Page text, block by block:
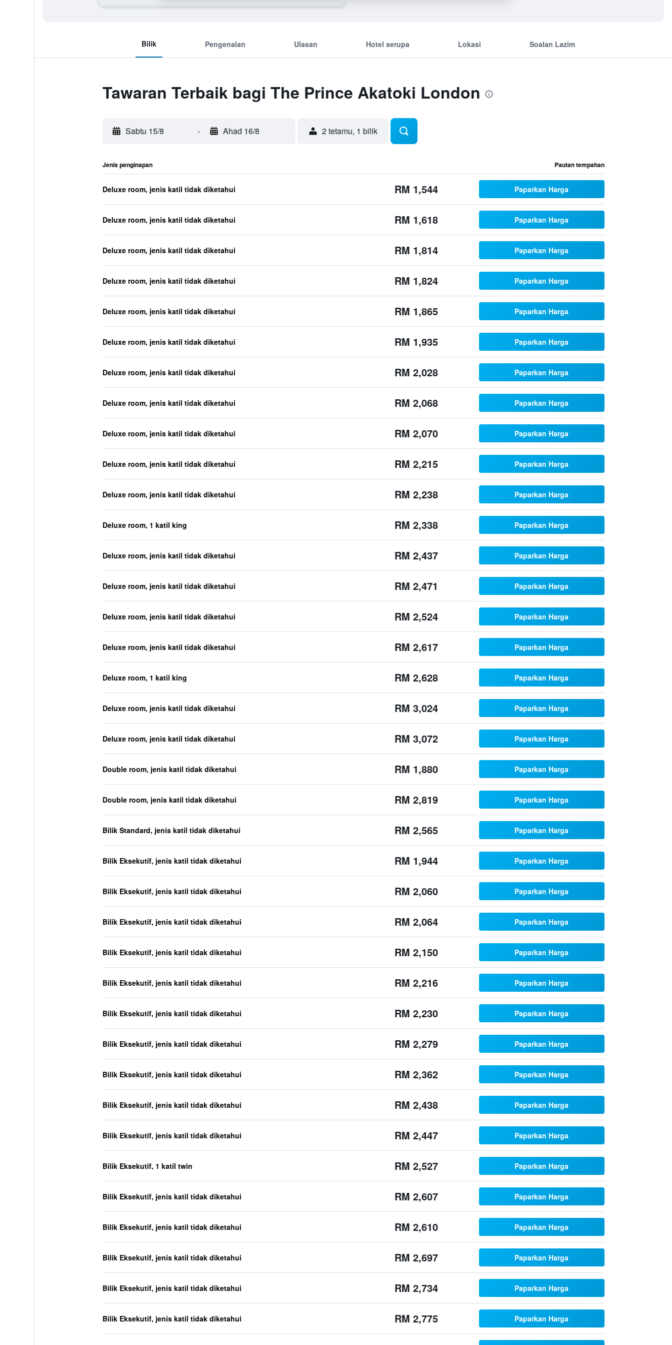
Bilik Pengenalan Ulasan Hotel serupa Lokasi Soalan Lazim
Tawaran Terbaik bagi The Prince Akatoki London
Sabtu 15/8 - Ahad 16/8 2 tetamu, 1 bilik
Jenis penginapan Pautan tempahan
Deluxe room, jenis katil tidak diketahui RM 1,544 Paparkan Harga
Deluxe room, jenis katil tidak diketahui RM 1,618 Paparkan Harga
Deluxe room, jenis katil tidak diketahui RM 1,814 Paparkan Harga
Deluxe room, jenis katil tidak diketahui RM 1,824 Paparkan Harga
Deluxe room, jenis katil tidak diketahui RM 1,865 Paparkan Harga
Deluxe room, jenis katil tidak diketahui RM 1,935 Paparkan Harga
Deluxe room, jenis katil tidak diketahui RM 2,028 Paparkan Harga
Deluxe room, jenis katil tidak diketahui RM 2,068 Paparkan Harga
Deluxe room, jenis katil tidak diketahui RM 2,070 Paparkan Harga
Deluxe room, jenis katil tidak diketahui RM 2,215 Paparkan Harga
Deluxe room, jenis katil tidak diketahui RM 2,238 Paparkan Harga
Deluxe room, 1 katil king RM 2,338 Paparkan Harga
Deluxe room, jenis katil tidak diketahui RM 2,437 Paparkan Harga
Deluxe room, jenis katil tidak diketahui RM 2,471 Paparkan Harga
Deluxe room, jenis katil tidak diketahui RM 2,524 Paparkan Harga
Deluxe room, jenis katil tidak diketahui RM 2,617 Paparkan Harga
Deluxe room, 1 katil king RM 2,628 Paparkan Harga
Deluxe room, jenis katil tidak diketahui RM 3,024 Paparkan Harga
Deluxe room, jenis katil tidak diketahui RM 3,072 Paparkan Harga
Double room, jenis katil tidak diketahui RM 1,880 Paparkan Harga
Double room, jenis katil tidak diketahui RM 2,819 Paparkan Harga
Bilik Standard, jenis katil tidak diketahui RM 2,565 Paparkan Harga
Bilik Eksekutif, jenis katil tidak diketahui RM 1,944 Paparkan Harga
Bilik Eksekutif, jenis katil tidak diketahui RM 2,060 Paparkan Harga
Bilik Eksekutif, jenis katil tidak diketahui RM 2,064 Paparkan Harga
Bilik Eksekutif, jenis katil tidak diketahui RM 2,150 Paparkan Harga
Bilik Eksekutif, jenis katil tidak diketahui RM 2,216 Paparkan Harga
Bilik Eksekutif, jenis katil tidak diketahui RM 2,230 Paparkan Harga
Bilik Eksekutif, jenis katil tidak diketahui RM 2,279 Paparkan Harga
Bilik Eksekutif, jenis katil tidak diketahui RM 2,362 Paparkan Harga
Bilik Eksekutif, jenis katil tidak diketahui RM 2,438 Paparkan Harga
Bilik Eksekutif, jenis katil tidak diketahui RM 2,447 Paparkan Harga
Bilik Eksekutif, 1 katil twin RM 2,527 Paparkan Harga
Bilik Eksekutif, jenis katil tidak diketahui RM 2,607 Paparkan Harga
Bilik Eksekutif, jenis katil tidak diketahui RM 2,610 Paparkan Harga
Bilik Eksekutif, jenis katil tidak diketahui RM 2,697 Paparkan Harga
Bilik Eksekutif, jenis katil tidak diketahui RM 2,734 Paparkan Harga
Bilik Eksekutif, jenis katil tidak diketahui RM 2,775 Paparkan Harga